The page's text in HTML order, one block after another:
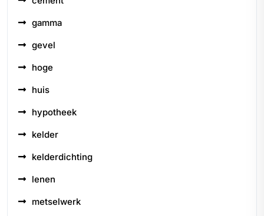
gamma
gevel
hoge
huis
hypotheek
kelder
kelderdichting
lenen
metselwerk